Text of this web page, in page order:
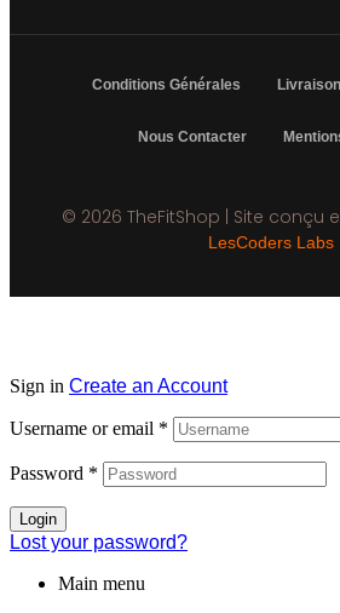
Conditions Générales
Nous Contacter
© 2026 TheFitShop | Site conçu
LesCoders Labs
Sign in Create an Account
Username or email *
Password *
Login
Lost your password?
Main menu